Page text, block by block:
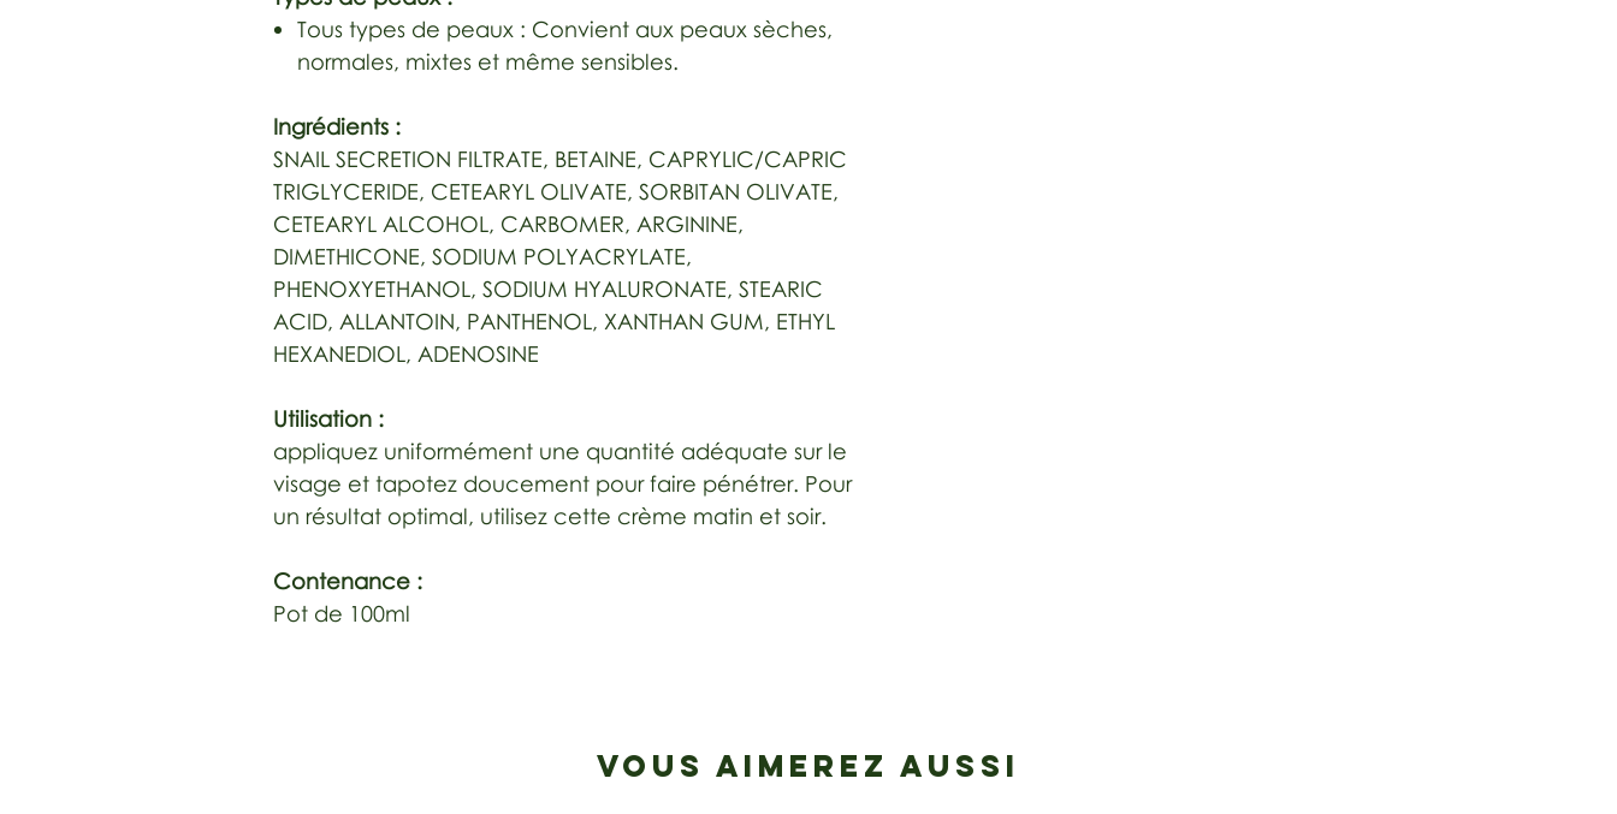
Tous types de peaux : Convient aux peaux sèches,
normales, mixtes et même sensibles.
Ingrédients :
SNAIL SECRETION FILTRATE, BETAINE, CAPRYLIC/CAPRIC
TRIGLYCERIDE, CETEARYL OLIVATE, SORBITAN OLIVATE,
CETEARYL ALCOHOL, CARBOMER, ARGININE,
DIMETHICONE, SODIUM POLYACRYLATE,
PHENOXYETHANOL, SODIUM HYALURONATE, STEARIC
ACID, ALLANTOIN, PANTHENOL, XANTHAN GUM, ETHYL
HEXANEDIOL, ADENOSINE
Utilisation :
appliquez uniformément une quantité adéquate sur le
visage et tapotez doucement pour faire pénétrer. Pour
un résultat optimal, utilisez cette crème matin et soir.
Contenance :
Pot de 100ml
VOUS AIMEREZ AUSSI